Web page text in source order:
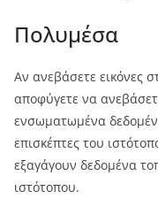
Πολυμέσα
Αν ανεβάσετε εικόνες
αποφύγετε να
ενσωματωμένα
επισκέπτες του
εξαγάγουν δεδομένα
ιστότοπου.